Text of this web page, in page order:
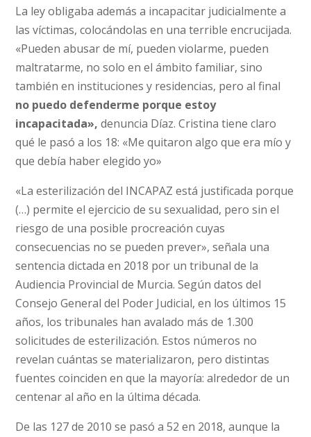
La ley obligaba además a incapacitar judicialmente a
las víctimas, colocándolas en una terrible encrucijada.
«Pueden abusar de mí, pueden violarme, pueden
maltratarme, no solo en el ámbito familiar, sino
también en instituciones y residencias, pero al final
no puedo defenderme porque estoy
incapacitada», denuncia Díaz. Cristina tiene claro
qué le pasó a los 18: «Me quitaron algo que era mío y
que debía haber elegido yo»
«La esterilización del INCAPAZ está justificada porque
(…) permite el ejercicio de su sexualidad, pero sin el
riesgo de una posible procreación cuyas
consecuencias no se pueden prever», señala una
sentencia dictada en 2018 por un tribunal de la
Audiencia Provincial de Murcia. Según datos del
Consejo General del Poder Judicial, en los últimos 15
años, los tribunales han avalado más de 1.300
solicitudes de esterilización. Estos números no
revelan cuántas se materializaron, pero distintas
fuentes coinciden en que la mayoría: alrededor de un
centenar al año en la última década.
De las 127 de 2010 se pasó a 52 en 2018, aunque la